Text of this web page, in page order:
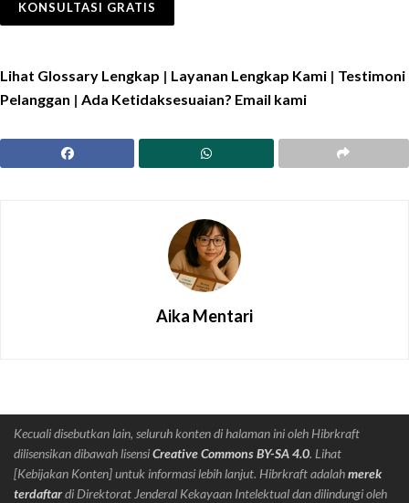
KONSULTASI GRATIS
Lihat Glossary Lengkap | Layanan Lengkap Kami | Testimoni
Pelanggan | Ada Ketidaksesuaian? Email kami
Aika Mentari
Kecuali disebutkan lain, seluruh konten di halaman ini oleh Hibrkraft
dilisensikan dibawah lisensiCreative Commons BY-SA 4.0. Lihat
[Kebijakan Konten] untuk informasi lebih lanjut. Hibrkraft adalahmerek
terdaftardi Direktorat Jenderal Kekayaan Intelektual dan dilindungi oleh